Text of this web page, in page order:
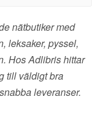
nätbutiker med
leksaker, pyssel,
Hos Adlibris hittar
till väldigt bra
leveranser.